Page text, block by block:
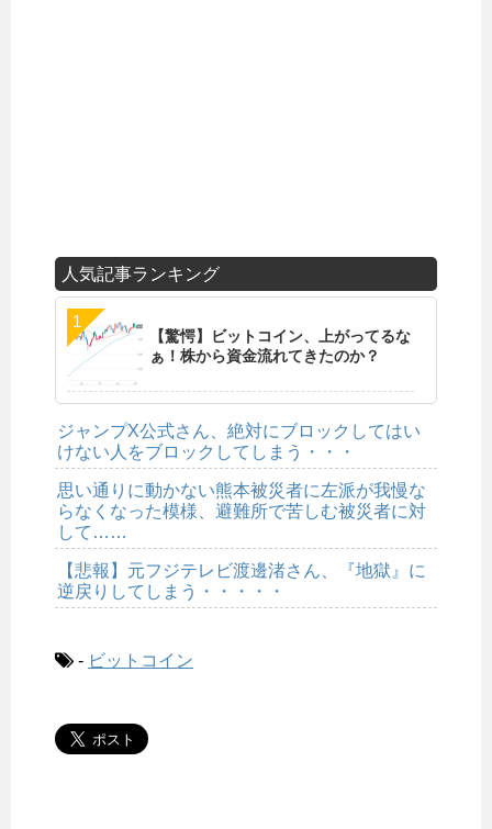
人気記事ランキング
【驚愕】ビットコイン、上がってるな
ぁ！株から資金流れてきたのか？
ジャンプX公式さん、絶対にブロックしてはい
けない人をブロックしてしまう・・・
思い通りに動かない熊本被災者に左派が我慢な
らなくなった模様、避難所で苦しむ被災者に対
して……
【悲報】元フジテレビ渡邊渚さん、『地獄』に
逆戻りしてしまう・・・・・
- ビットコイン